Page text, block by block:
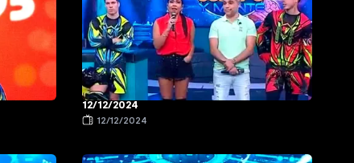
12/12/2024
12/12/2024